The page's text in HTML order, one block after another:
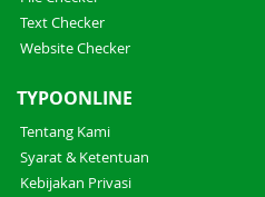
Text Checker
Website Checker
TYPOONLINE
Tentang Kami
Syarat & Ketentuan
Kebijakan Privasi